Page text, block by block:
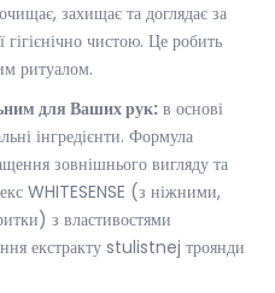
захищає та доглядає за
чистою. Це робить
ритуалом.
для Ваших рук: в основі
інгредієнти. Формула
зовнішнього вигляду та
WHITESENSE (з ніжними,
з властивостями
екстракту stulistnej троянди